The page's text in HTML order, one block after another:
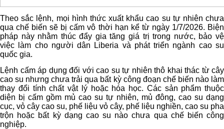
Theo sắc lệnh, mọi hình thức xuất khẩu cao su tự nhiên chưa
qua chế biến sẽ bị cấm vô thời hạn kể từ ngày 1/7/2026. Biện
pháp này nhằm thúc đẩy gia tăng giá trị trong nước, bảo vệ
việc làm cho người dân Liberia và phát triển ngành cao su
quốc gia.
Lệnh cấm áp dụng đối với cao su tự nhiên thô khai thác từ cây
cao su nhưng chưa trải qua bất kỳ công đoạn chế biến nào làm
thay đổi tính chất vật lý hoặc hóa học. Các sản phẩm thuộc
diện bị cấm gồm mủ cao su tự nhiên, mủ đông, cao su dạng
cục, vỏ cây cao su, phế liệu vỏ cây, phế liệu nghiền, cao su pha
trộn hoặc bất kỳ dạng cao su nào chưa qua chế biến công
nghiệp.